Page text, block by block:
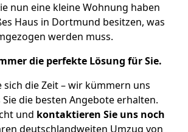
nun eine kleine Wohnung haben
Haus in Dortmund besitzen, was
werden muss.
die perfekte Lösung für Sie.
sich die Zeit – wir kümmern uns
die besten Angebote erhalten.
und kontaktieren Sie uns noch
deutschlandweiten Umzug von